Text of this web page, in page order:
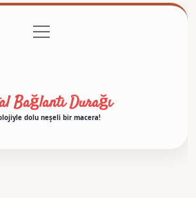
Gizlilik Politikası
menüyü
aç
Bağlantı Durağı
dolu neşeli bir macera!